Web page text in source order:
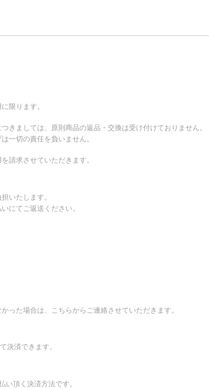
限ります。
きましては、原則商品の返品・交換は受け付けておりません。
一切の責任を負いません。
請求させていただきます。
いたします。
にてご返送ください。
った場合は、こちらからご連絡させていただきます。
決済できます。
頂く決済方法です。